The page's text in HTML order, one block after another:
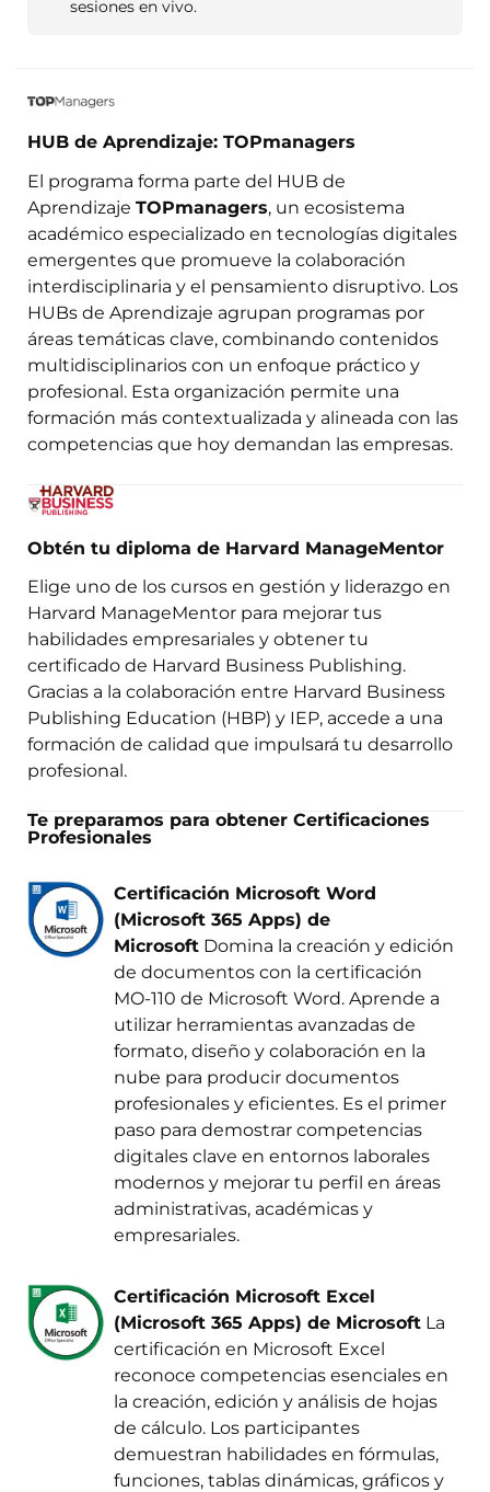
sesiones en vivo.
HUB de Aprendizaje: TOPmanagers
El programa forma parte del HUB de
Aprendizaje TOPmanagers, un ecosistema
académico especializado en tecnologías digitales
emergentes que promueve la colaboración
interdisciplinaria y el pensamiento disruptivo. Los
HUBs de Aprendizaje agrupan programas por
áreas temáticas clave, combinando contenidos
multidisciplinarios con un enfoque práctico y
profesional. Esta organización permite una
formación más contextualizada y alineada con las
competencias que hoy demandan las empresas.
Obtén tu diploma de Harvard ManageMentor
Elige uno de los cursos en gestión y liderazgo en
Harvard ManageMentor para mejorar tus
habilidades empresariales y obtener tu
certificado de Harvard Business Publishing.
Gracias a la colaboración entre Harvard Business
Publishing Education (HBP) y IEP, accede a una
formación de calidad que impulsará tu desarrollo
profesional.
Te preparamos para obtener Certificaciones
Profesionales
Certificación Microsoft Word
(Microsoft 365 Apps) de
Microsoft Domina la creación y edición
de documentos con la certificación
MO-110 de Microsoft Word. Aprende a
utilizar herramientas avanzadas de
formato, diseño y colaboración en la
nube para producir documentos
profesionales y eficientes. Es el primer
paso para demostrar competencias
digitales clave en entornos laborales
modernos y mejorar tu perfil en áreas
administrativas, académicas y
empresariales.
Certificación Microsoft Excel
(Microsoft 365 Apps) de Microsoft La
certificación en Microsoft Excel
reconoce competencias esenciales en
la creación, edición y análisis de hojas
de cálculo. Los participantes
demuestran habilidades en fórmulas,
funciones, tablas dinámicas, gráficos y